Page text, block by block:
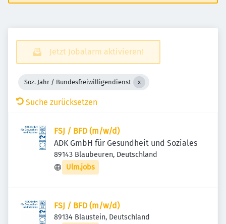
Jetzt Jobalarm aktivieren!
Soz. Jahr / Bundesfreiwilligendienst
Suche zurücksetzen
FSJ / BFD (m/w/d)
ADK GmbH für Gesundheit und Soziales
89143 Blaubeuren, Deutschland
Ulm.jobs
FSJ / BFD (m/w/d)
89134 Blaustein, Deutschland